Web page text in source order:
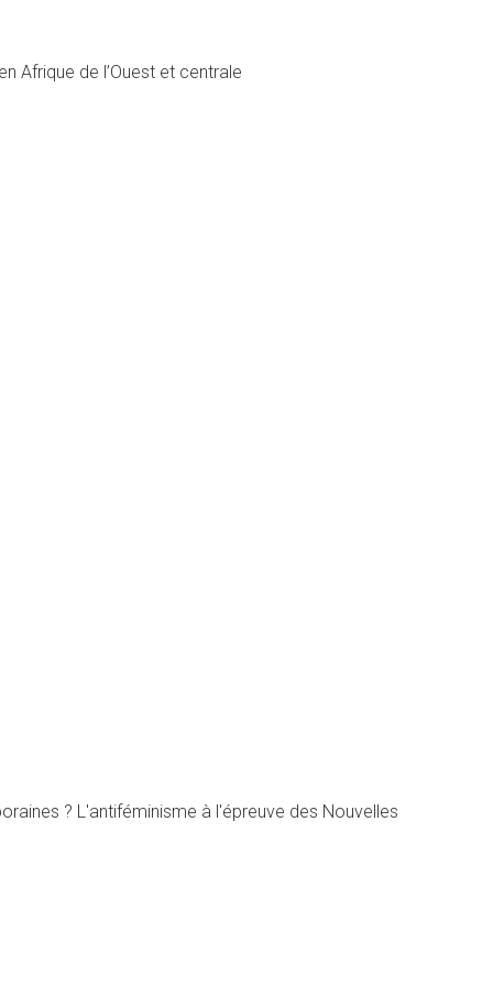
Afrique de l’Ouest et centrale
? L'antiféminisme à l'épreuve des Nouvelles